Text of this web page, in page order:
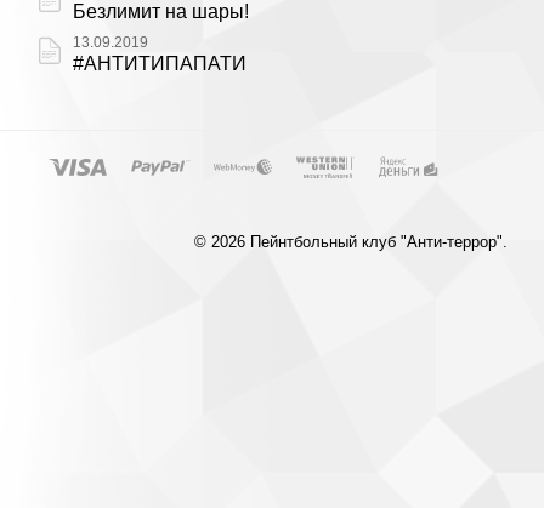
Безлимит на шары!
13.09.2019
#АНТИТИПАПАТИ
© 2026 Пейнтбольный клуб "Анти-террор".